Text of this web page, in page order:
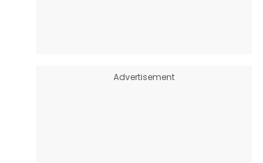
Advertisement